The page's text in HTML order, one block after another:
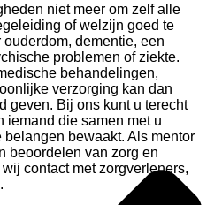
niet meer om zelf alle
of welzijn goed te
dementie, een
problemen of ziekte.
behandelingen,
verzorging kan dan
geven. Bij ons kunt u terecht
iemand die samen met u
bewaakt. Als mentor
beoordelen van zorg en
contact met zorgverleners,